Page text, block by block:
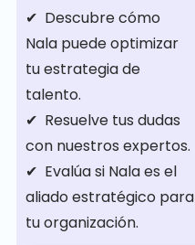
✔ ️ Descubre cómo
Nala puede optimizar
tu estrategia de
talento.
✔ ️ Resuelve tus dudas
con nuestros expertos.
✔ ️ Evalúa si Nala es el
aliado estratégico para
tu organización.